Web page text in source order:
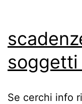
soggetti
Se cerchi info